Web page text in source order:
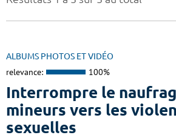
ALBUMS PHOTOS ET VIDÉO
relevance: 100%
Interrompre le
mineurs vers les
sexuelles